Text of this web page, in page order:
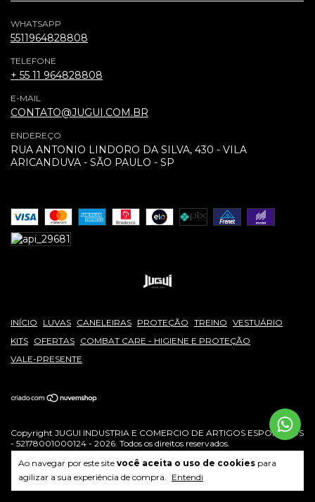
Ao navegar por este site você aceita o uso de cookies para
agilizar a sua experiência de compra. Entendi
WHATSAPP
5511964828808
TELEFONE
+ 55 11 964828808
E-MAIL
CONTATO@JUGUI.COM.BR
ENDEREÇO
RUA ANTONIO LINDORO DA SILVA, 430 - VILA
ARICANDUVA - SÃO PAULO - SP
INÍCIO LUVAS CANELEIRAS PROTEÇÃO TREINO VESTUÁRIO
KITS OFERTAS COMBAT CARE - HIGIENE E PROTEÇÃO
VALE-PRESENTE
Copyright JUGUI INDUSTRIA E COMERCIO DE ARTIGOS ESPORTIVOS
- 52178001000124 - 2026. Todos os direitos reservados.